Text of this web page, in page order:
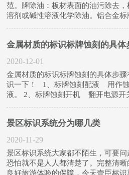
范。牌除油：板材表面的油污除去
溶剂或碱性溶液化学除油。铝合金标
金属材质的标识标牌蚀刻的具体
2020-12-01
金属材质的标识标牌蚀刻的具体步
识一下！ 1、标牌蚀刻配液 用作蚀
液。 2、标牌蚀刻开机 翻开电源开
景区标识系统分为哪几类
2020-11-29
景区标识系统大家都不陌生，可要问
恐怕就不是人人都清楚了。完整清
良好旅游体验的保障，今天壹臣标